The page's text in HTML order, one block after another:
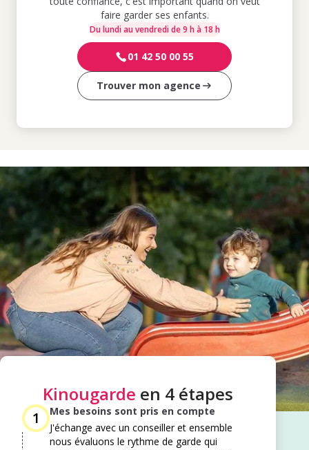
faire garder ses enfants.
Du lundi au vendredi de 9 h à 18 h
01 42 50 00 55
Trouver mon agence
Kinougarde en 4 étapes
1
Mes besoins sont pris en compte
J'échange avec un conseiller et ensemble
nous évaluons le rythme de garde qui